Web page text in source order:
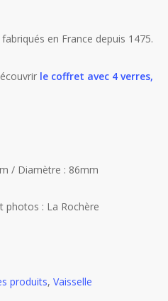
en France depuis 1475.
le coffret avec 4 verres,
/ Diamètre : 86mm
photos : La Rochère
produits, Vaisselle